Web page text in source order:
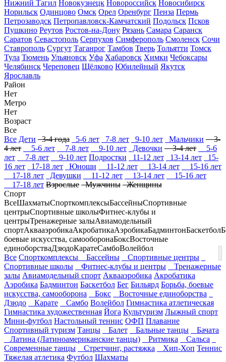
Нижний Тагил Новокузнецк Новороссийск Новосибирск
Норильск Одинцово Омск Орел Оренбург Пенза Пермь
Петрозаводск Петропавловск-Камчатский Подольск Псков
Пушкино Реутов Ростов-на-Дону Рязань Самара Саранск
Саратов Севастополь Серпухов Симферополь Смоленск Сочи
Ставрополь Сургут Таганрог Тамбов Тверь Тольятти Томск
Тула Тюмень Ульяновск Уфа Хабаровск Химки Чебоксары
Челябинск Череповец Щёлково Юбилейный Якутск
Ярославль
Район
Нет
Метро
Нет
Возраст
Все
Все Дети 3-4 года 5-6 лет 7-8 лет 9-10 лет Мальчики 3-
4 лет
5-6 лет 7-8 лет 9-10 лет Девочки 3-4 лет
5-6
лет
7-8 лет 9-10 лет Подростки 11-12 лет 13-14 лет
15-
16 лет
17-18 лет Юноши 11-12 лет 13-14 лет
15-16 лет
17-18 лет
Девушки 11-12 лет 13-14 лет
15-16 лет
17-18 лет Взрослые Мужчины Женщины
Спорт
ВсеШахматыСпорткомплексыБассейныСпортивные
центрыСпортивные школыФитнес-клубы и
центрыТренажерные залыАвиамодельный
спортАквааэробикаАкробатикаАэробикаБадминтонБаскетбол
боевые искусства, самооборонаБоксВосточные
единоборстваДзюдоКаратеСамбоВолейбол
Все Спорткомплексы Бассейны
Спортивные центры
Спортивные школы
Фитнес-клубы и центры
Тренажерные
залы Авиамодельный спорт Аквааэробика Акробатика
Аэробика Бадминтон Баскетбол Бег Бильярд Борьба, боевые
искусства, самооборона
Бокс
Восточные единоборства
Дзюдо
Карате Самбо Волейбол Гимнастика атлетическая
Гимнастика художественная Йога Культуризм Лыжный спорт
Мини-футбол Настольный теннис ОФП Плавание
Спортивный туризм Танцы Балет Бальные танцы
Бачата
Латина (Латиноамериканские танцы)
Ритмика
Сальса
Современные танцы
Стретчинг, растяжка Хип-Хоп Теннис
Тяжелая атлетика Футбол Шахматы